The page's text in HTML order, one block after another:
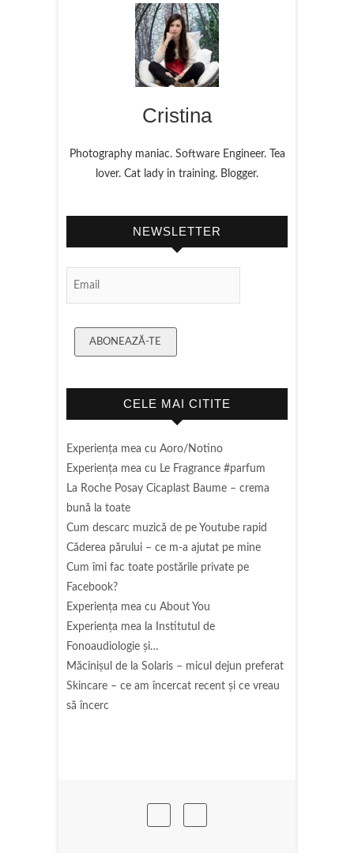
Cristina
Photography maniac. Software Engineer. Tea
lover. Cat lady in training. Blogger.
NEWSLETTER
ABONEAZĂ-TE
CELE MAI CITITE
Experienţa mea cu Aoro/Notino
Experienţa mea cu Le Fragrance #parfum
La Roche Posay Cicaplast Baume – crema
bună la toate
Cum descarc muzică de pe Youtube rapid
Căderea părului – ce m-a ajutat pe mine
Cum îmi fac toate postările private pe
Facebook?
Experiența mea cu About You
Experiența mea la Institutul de
Fonoaudiologie și…
Măcinişul de la Solaris – micul dejun preferat
Skincare – ce am încercat recent și ce vreau
să încerc